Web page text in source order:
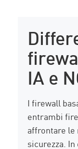
IA e
I firewall
entrambi
affrontare le
sicurezza.